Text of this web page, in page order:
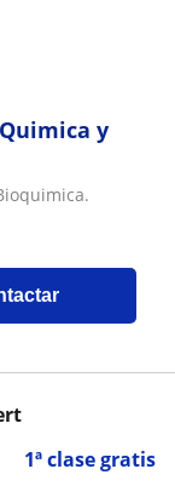
y
1ª clase gratis